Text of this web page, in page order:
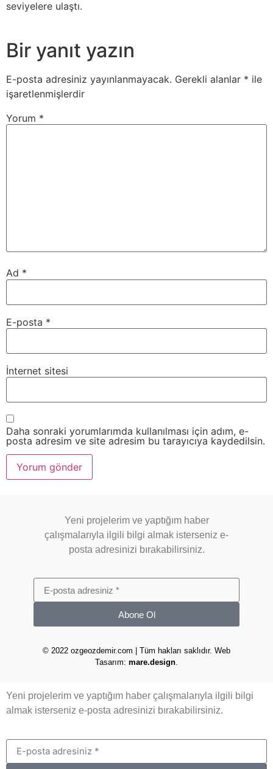
seviyelere ulaştı.
Bir yanıt yazın
E-posta adresiniz yayınlanmayacak. Gerekli alanlar * ile
işaretlenmişlerdir
Yorum *
Ad *
E-posta *
İnternet sitesi
Daha sonraki yorumlarımda kullanılması için adım, e-
posta adresim ve site adresim bu tarayıcıya kaydedilsin.
Yeni projelerim ve yaptığım haber
çalışmalarıyla ilgili bilgi almak isterseniz e-
posta adresinizi bırakabilirsiniz.
Abone Ol
© 2022 ozgeozdemir.com | Tüm hakları saklıdır. Web
Tasarım: mare.design.
Yeni projelerim ve yaptığım haber çalışmalarıyla ilgili bilgi
almak isterseniz e-posta adresinizi bırakabilirsiniz.